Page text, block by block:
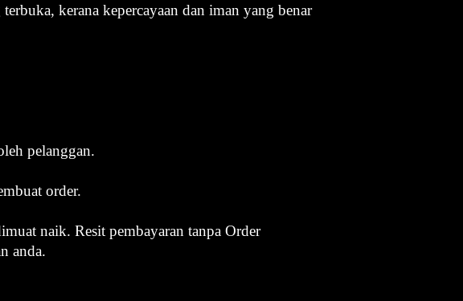
kerana kepercayaan dan iman yang benar
pelanggan.
order.
naik. Resit pembayaran tanpa Order
anda.